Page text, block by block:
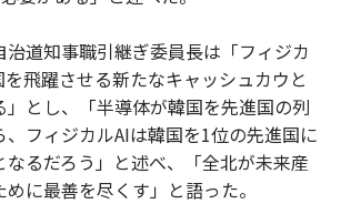
道知事職引継ぎ委員長は「フィジカ
飛躍させる新たなキャッシュカウと
」とし、「半導体が韓国を先進国の列
、フィジカルAIは韓国を1位の先進国に
るだろう」と述べ、「全北が未来産
に最善を尽くす」と語った。